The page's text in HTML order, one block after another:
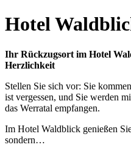
Hotel
Ihr Rückzugsort im Hotel
Herzlichkeit
Stellen Sie sich vor: Sie
ist vergessen, und Sie werden
das Werratal empfangen.
Im Hotel Waldblick genießen
sondern…